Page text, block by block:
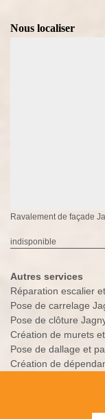
Nous localiser
Ravalement de façade
indisponible
Autres services
Réparation escalier
Pose de carrelage
Pose de clôture
Création de murets
Pose de dallage et
Création de